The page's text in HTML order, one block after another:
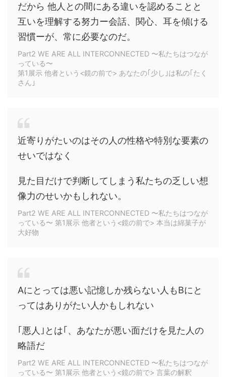
だから 他人との間にある違いを認めることと
互いを理解する努力ー会話、関心、耳を傾ける
習慣ーが、常に必要なのだ。
Part2 WE ARE ALL INTERCONNECTED 〜私たちはつなが
っている〜
第1展示 他者という<鏡の前で> あなたの｢少し｣は私の｢たく
さん｣
近寄りがたいのはその人の性格や特別な要素の
せいではなく
見た目だけで判断してしまう私たちの乏しい想
像力のせいかもしれない。
Part2 WE ARE ALL INTERCONNECTED 〜私たちはつなが
っている〜 第1展示 他者という<鏡の前で> 本当は綿菓子が
大好物
Aにとっては悪い記憶しか残らない人もBにと
ってはありがたい人かもしれない
｢悪人｣とは｢、あなたが悪い面だけを見た人の
略語だ
Part2 WE ARE ALL INTERCONNECTED 〜私たちはつなが
っている〜 第1展示 他者という<鏡の前で> 言葉の解釈